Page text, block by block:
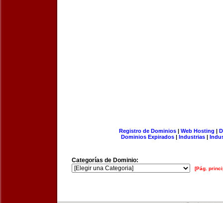
Registro de Dominios| Web Hosting |
Dominios Expirados | Industrias |
Categorías de Dominio:
[Pág.